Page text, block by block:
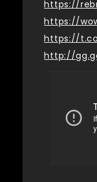
https://
https://
https://
http://